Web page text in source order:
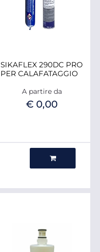
SIKAFLEX 290DC PRO
PER CALAFATAGGIO
A partire da
€ 0,00